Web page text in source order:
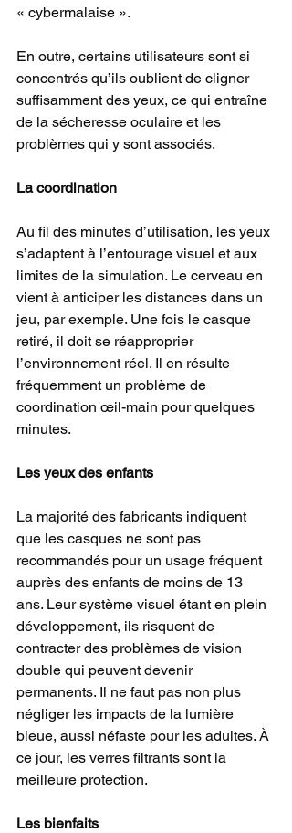
« cybermalaise ».
En outre, certains utilisateurs sont si
concentrés qu’ils oublient de cligner
suffisamment des yeux, ce qui entraîne
de la sécheresse oculaire et les
problèmes qui y sont associés.
La coordination
Au fil des minutes d’utilisation, les yeux
s’adaptent à l’entourage visuel et aux
limites de la simulation. Le cerveau en
vient à anticiper les distances dans un
jeu, par exemple. Une fois le casque
retiré, il doit se réapproprier
l’environnement réel. Il en résulte
fréquemment un problème de
coordination œil-main pour quelques
minutes.
Les yeux des enfants
La majorité des fabricants indiquent
que les casques ne sont pas
recommandés pour un usage fréquent
auprès des enfants de moins de 13
ans. Leur système visuel étant en plein
développement, ils risquent de
contracter des problèmes de vision
double qui peuvent devenir
permanents. Il ne faut pas non plus
négliger les impacts de la lumière
bleue, aussi néfaste pour les adultes. À
ce jour, les verres filtrants sont la
meilleure protection.
Les bienfaits